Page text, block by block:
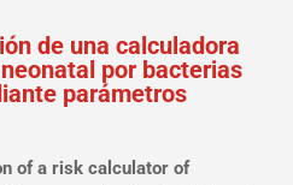
de una calculadora
por bacterias
parámetros
of a risk calculator of